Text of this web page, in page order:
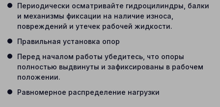
Периодически осматривайте гидроцилиндры, балки
и механизмы фиксации на наличие износа,
повреждений и утечек рабочей жидкости.
Правильная установка опор
Перед началом работы убедитесь, что опоры
полностью выдвинуты и зафиксированы в рабочем
положении.
Равномерное распределение нагрузки